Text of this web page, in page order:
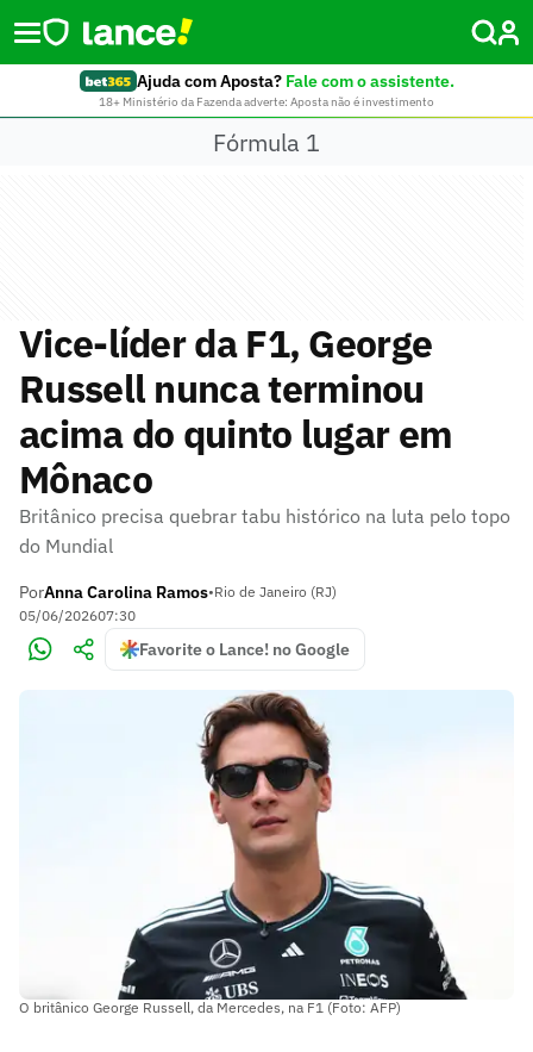
Ajuda com Aposta? Fale com o assistente.
18+ Ministério da Fazenda adverte: Aposta não é investimento
Fórmula 1
Vice-líder da F1, George
Russell nunca terminou
acima do quinto lugar em
Mônaco
Britânico precisa quebrar tabu histórico na luta pelo topo
do Mundial
PorAnna Carolina Ramos•Rio de Janeiro (RJ)
05/06/202607:30
Favorite o Lance! no Google
O britânico George Russell, da Mercedes, na F1 (Foto: AFP)